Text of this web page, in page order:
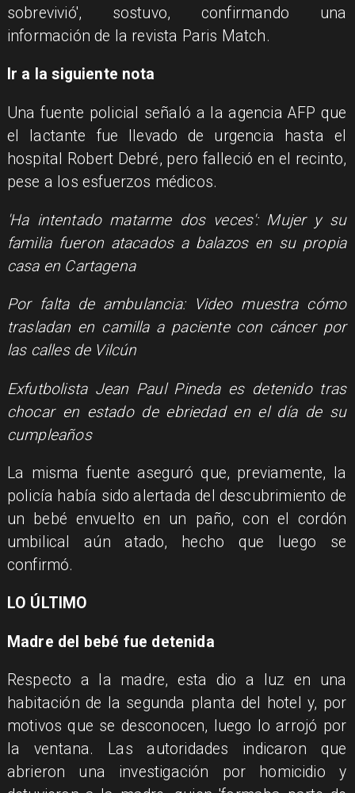
sobrevivió', sostuvo, confirmando una
información de la revista Paris Match.
Ir a la siguiente nota
Una fuente policial señaló a la agencia AFP que
el lactante fue llevado de urgencia hasta el
hospital Robert Debré, pero falleció en el recinto,
pese a los esfuerzos médicos.
'Ha intentado matarme dos veces': Mujer y su
familia fueron atacados a balazos en su propia
casa en Cartagena
Por falta de ambulancia: Video muestra cómo
trasladan en camilla a paciente con cáncer por
las calles de Vilcún
Exfutbolista Jean Paul Pineda es detenido tras
chocar en estado de ebriedad en el día de su
cumpleaños
La misma fuente aseguró que, previamente, la
policía había sido alertada del descubrimiento de
un bebé envuelto en un paño, con el cordón
umbilical aún atado, hecho que luego se
confirmó.
LO ÚLTIMO
Madre del bebé fue detenida
Respecto a la madre, esta dio a luz en una
habitación de la segunda planta del hotel y, por
motivos que se desconocen, luego lo arrojó por
la ventana. Las autoridades indicaron que
abrieron una investigación por homicidio y